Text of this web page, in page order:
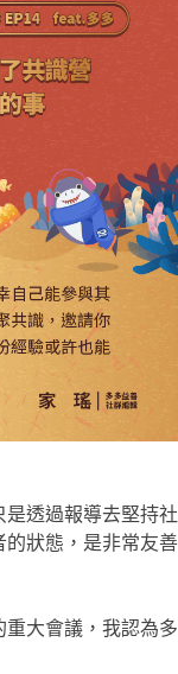
透過報導去堅持社
的狀態，是非常友善
大會議，我認為多